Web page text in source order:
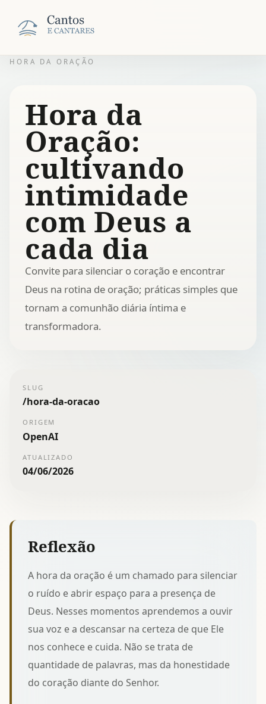
HORA DA ORAÇÃO
Hora da
Oração:
cultivando
intimidade
com Deus a
cada dia
Convite para silenciar o coração e encontrar
Deus na rotina de oração; práticas simples que
tornam a comunhão diária íntima e
transformadora.
SLUG
/hora-da-oracao
ORIGEM
OpenAI
ATUALIZADO
04/06/2026
Reflexão
A hora da oração é um chamado para silenciar
o ruído e abrir espaço para a presença de
Deus. Nesses momentos aprendemos a ouvir
sua voz e a descansar na certeza de que Ele
nos conhece e cuida. Não se trata de
quantidade de palavras, mas da honestidade
do coração diante do Senhor.